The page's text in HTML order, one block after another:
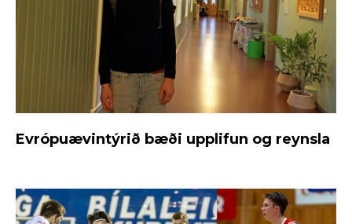
Evrópuævintýrið bæði upplifun og reynsla